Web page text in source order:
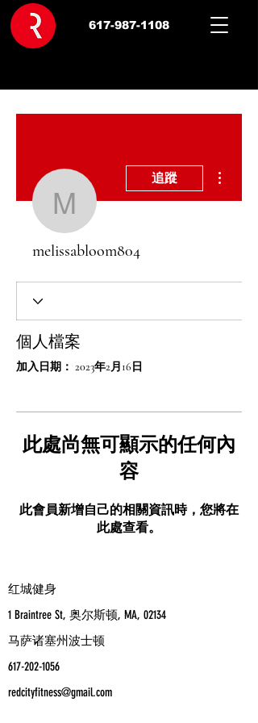
617-987-1108
追蹤
melissabloom804
個人檔案
加入日期： 2023年2月16日
此處尚無可顯示的任何內
容
此會員新增自己的相關資訊時，您將在
此處查看。
红城健身
1 Braintree St, 奥尔斯顿, MA, 02134
马萨诸塞州波士顿
617-202-1056
redcityfitness@gmail.com